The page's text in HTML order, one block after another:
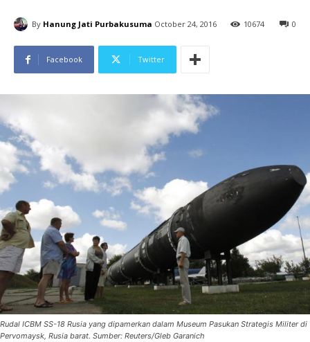
By Hanung Jati Purbakusuma October 24, 2016 0
10674
Facebook Twitter
Rudal ICBM SS-18 Rusia yang dipamerkan dalam Museum Pasukan Strategis Militer di
Pervomaysk, Rusia barat. Sumber: Reuters/Gleb Garanich